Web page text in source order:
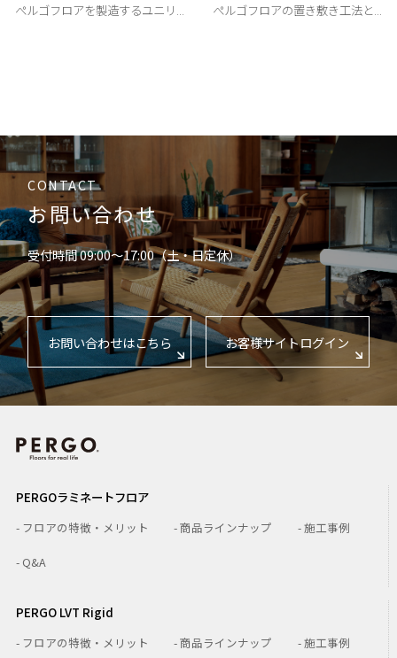
ぺルゴフロアを製造するユニリ... ぺルゴフロアの置き敷き工法と...
CONTACT
お問い合わせ
受付時間 09:00〜17:00（土・日定休）
お問い合わせはこちら お客様サイトログイン
PERGOラミネートフロア
- フロアの特徴・メリット - 商品ラインナップ - 施工事例
- Q&A
PERGO LVT Rigid
- フロアの特徴・メリット - 商品ラインナップ - 施工事例